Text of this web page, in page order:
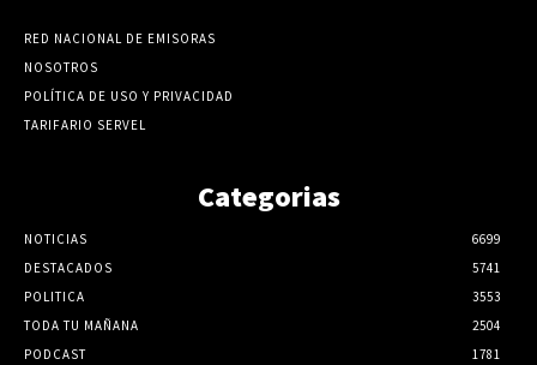
RED NACIONAL DE EMISORAS
NOSOTROS
POLÍTICA DE USO Y PRIVACIDAD
TARIFARIO SERVEL
Categorias
NOTICIAS
6699
DESTACADOS
5741
POLITICA
3553
TODA TU MAÑANA
2504
PODCAST
1781